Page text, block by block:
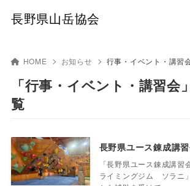
長野県山岳協会
HOME お知らせ 行事・イベント・講習
「行事・イベント・講習会
覧
長野県ユース錬成講
「長野県ユース錬成講
ライミングジム ソラニ